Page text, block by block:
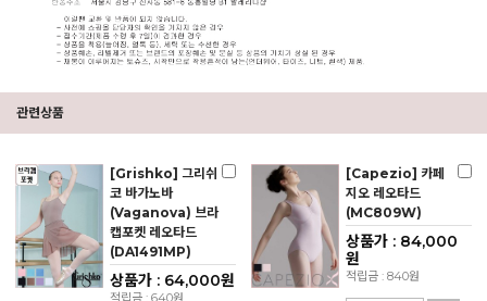
관련상품
[Grishko] 그리쉬
코 바가노바
(Vaganova) 브라
캡포켓 레오타드
(DA1491MP)
상품가 : 64,000원
적립금 : 640원
[Capezio] 카페
지오 레오타드
(MC809W)
상품가 : 84,000
원
적립금 : 840원